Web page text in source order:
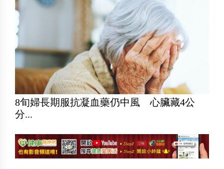
8旬婦長期服抗凝血藥仍中風 心臟藏4公
分...